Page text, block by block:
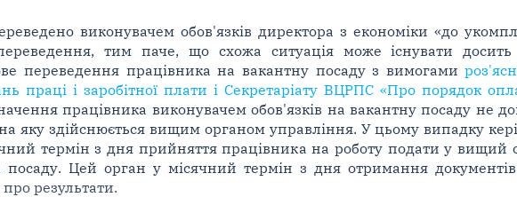
виконувачем обов'язків директора з економіки «до
тим паче, що схожа ситуація може існувати
переведення працівника на вакантну посаду з вимогами
праці і заробітної плати і Секретаріату ВЦРПС «Про порядок
працівника виконувачем обов'язків на вакантну посаду не
яку здійснюється вищим органом управління. У цьому випадку
термін з дня прийняття працівника на роботу подати у вищий
Цей орган у місячний термін з дня отримання
результати.